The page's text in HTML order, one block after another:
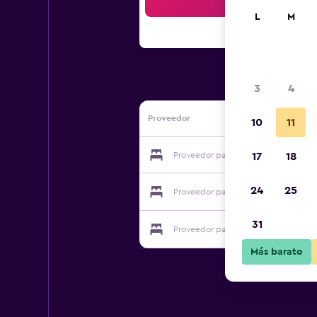
Proveedor
Proveedor para Agriturismo
Proveedor para Agriturismo
Proveedor para Agriturismo
L M
3 4
10 11
17 18
24 25
31
Más barato